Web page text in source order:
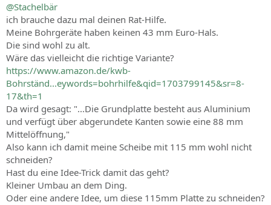
@Stachelbär
ich brauche dazu mal deinen Rat-Hilfe.
Meine Bohrgeräte haben keinen 43 mm Euro-Hals.
Die sind wohl zu alt.
Wäre das vielleicht die richtige Variante?
https://www.amazon.de/kwb-
Bohrständ...eywords=bohrhilfe&qid=1703799145&sr=8-
17&th=1
Da wird gesagt: "...Die Grundplatte besteht aus Aluminium
und verfügt über abgerundete Kanten sowie eine 88 mm
Mittelöffnung,"
Also kann ich damit meine Scheibe mit 115 mm wohl nicht
schneiden?
Hast du eine Idee-Trick damit das geht?
Kleiner Umbau an dem Ding.
Oder eine andere Idee, um diese 115mm Platte zu schneiden?